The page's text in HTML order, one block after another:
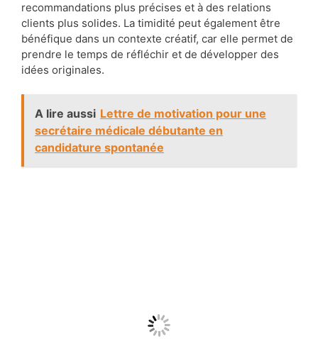
recommandations plus précises et à des relations
clients plus solides. La timidité peut également être
bénéfique dans un contexte créatif, car elle permet de
prendre le temps de réfléchir et de développer des
idées originales.
A lire aussi Lettre de motivation pour une
secrétaire médicale débutante en
candidature spontanée